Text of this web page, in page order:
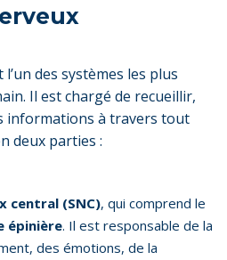
l’un des systèmes les plus
Il est chargé de recueillir,
informations à travers tout
deux parties :
central (SNC), qui comprend le
épinière. Il est responsable de la
des émotions, de la